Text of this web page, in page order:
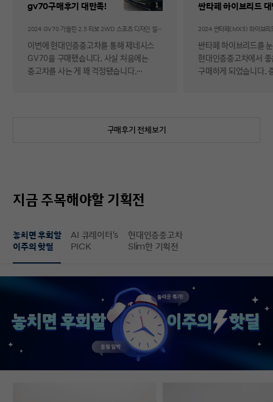
gv70구매후기 대만족!
1
2024 GV70 가솔린 2.5 터보 2WD 스포츠 디자인 셀렉션Ⅱ
이번에 현대인증중고차를 통해 제네시스
GV70을 구매했습니다. 사실 처음에는
중고차를 사는 게 꽤 걱정됐습니다.
보면 예상과 달라서 후회했다는 이야기도
제공돼서 불안감이 많이 줄었다는
상태가 더 좋아서 만족도가 높았습니다.
중고차지만 관리가 잘 된 차량이라는
느낌이 확실히 들었습니다. 무엇보다
좋았던 건 ‘중고차인데도 걱정이 거의
없었다’는 점입니다. 차를 잘 모르는 사람
입장에서는 어디를 봐야 할지부터
막막한데, 그런 부담이 많이 줄었습니다.
온라인으로 비교하고 구매까지 진행할 수
있어서 시간적으로도 편했고, 직장인
입장에서는 이 부분이 특히
싼타페 하이브리드
싼타페 하이브리드를
현대인증중고차에서
구매하게 되었습니다.
도착해 기분 좋게 차를
완벽한 경험이었습니
고민하는 사람 있으면
현대인증중고차 추천
차량 보내주셔서 감사
구매후기 전체보기
지금 주목해야할 기획전
놓치면 후회할
이주의 핫딜
AI 큐레이터's
PICK
현대인증중고차
Slim한 기획전